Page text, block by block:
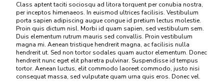
Class aptent taciti sociosqu ad litora torquent per conubia nostra,
per inceptos himenaeos. In euismod ultrices facilisis. Vestibulum
porta sapien adipiscing augue congue id pretium lectus molestie.
Proin quis dictum nisl. Morbi id quam sapien, sed vestibulum sem.
Duis elementum rutrum mauris sed convallis. Proin vestibulum
magna mi. Aenean tristique hendrerit magna, ac facilisis nulla
hendrerit ut. Sed non tortor sodales quam auctor elementum. Donec
hendrerit nunc eget elit pharetra pulvinar. Suspendisse id tempus
tortor. Aenean luctus, elit commodo laoreet commodo, justo nisi
consequat massa, sed vulputate quam urna quis eros. Donec vel.